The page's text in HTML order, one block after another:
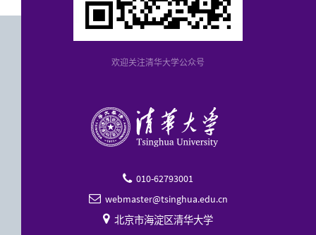
欢迎关注清华大学公众号
 010-62793001
 webmaster@tsinghua.edu.cn
 北京市海淀区清华大学